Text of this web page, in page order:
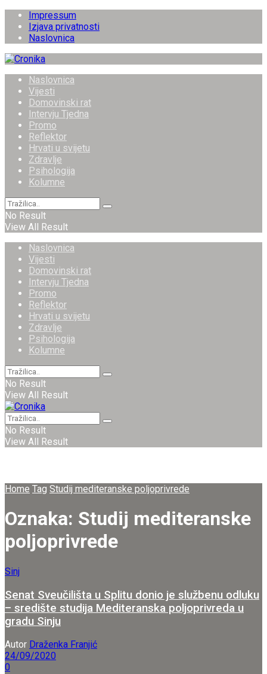
Impressum
Izjava privatnosti
Naslovnica
Naslovnica
Vijesti
Domovinski rat
Intervju Tjedna
Promo
Reflektor
Hrvati u svijetu
Zdravlje
Psihologija
Kolumne
No Result
View All Result
Naslovnica
Vijesti
Domovinski rat
Intervju Tjedna
Promo
Reflektor
Hrvati u svijetu
Zdravlje
Psihologija
Kolumne
No Result
View All Result
No Result
View All Result
Home Tag Studij mediteranske poljoprivrede
Oznaka: Studij mediteranske
poljoprivrede
Sinj
Senat Sveučilišta u Splitu donio je službenu odluku
– središte studija Mediteranska poljoprivreda u
gradu Sinju
Autor Draženka Franjić
24/09/2020
0